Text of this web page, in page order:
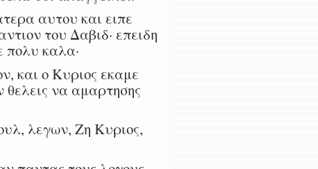
αυτου και ειπε
του Δαβιδ· επειδη
πολυ καλα·
και ο Κυριος εκαμε
θελεις να αμαρτησης
λεγων, Ζη Κυριος,